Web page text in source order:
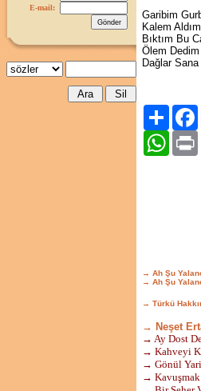
E-mail:
Garibim
Kalem
Bıktım Bu
Ölem
Dağlar Sana
Paylaş
→ Ah Şu
→ Ah Şu
→ Türkü
→ Neşet
→ Ay Dost
→ Kahveyi
→ Gönül
→